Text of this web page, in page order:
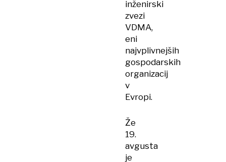
inženirski
zvezi
VDMA,
eni
najvplivnejših
gospodarskih
organizacij
v
Evropi.
Že
19.
avgusta
je